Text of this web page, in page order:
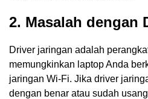
2. Masalah dengan
Driver jaringan adalah
memungkinkan laptop Anda
jaringan Wi-Fi. Jika driver
dengan benar atau sudah